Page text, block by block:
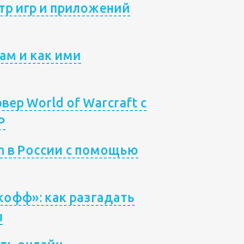
игр и приложений
и как ими
World of Warcraft с
в России с помощью
как разгадать